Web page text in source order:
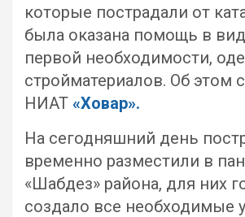
которые пострадали от
была оказана помощь в
первой необходимости,
стройматериалов. Об этом
НИАТ «Ховар».
На сегодняшний день
временно разместили в
«Шабдез» района, для них
создало все необходимые